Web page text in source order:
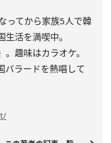
ってから家族5人で韓
活を満喫中。
趣味はカラオケ。
バラードを熱唱して